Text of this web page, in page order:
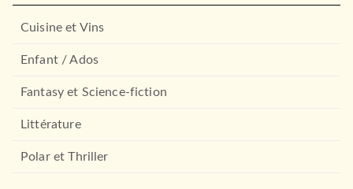
Cuisine et Vins
Enfant / Ados
Fantasy et Science-fiction
Littérature
Polar et Thriller